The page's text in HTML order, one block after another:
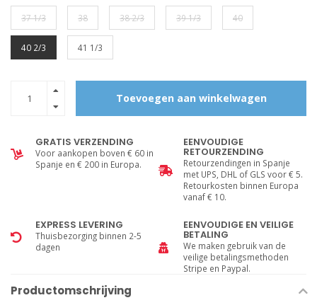
37 1/3 38 38 2/3 39 1/3 40
40 2/3 41 1/3
Toevoegen aan winkelwagen
GRATIS VERZENDING
Voor aankopen boven € 60 in
Spanje en € 200 in Europa.
EENVOUDIGE
RETOURZENDING
Retourzendingen in Spanje
met UPS, DHL of GLS voor € 5.
Retourkosten binnen Europa
vanaf € 10.
EXPRESS LEVERING
Thuisbezorging binnen 2-5
dagen
EENVOUDIGE EN VEILIGE
BETALING
We maken gebruik van de
veilige betalingsmethoden
Stripe en Paypal.
Productomschrijving